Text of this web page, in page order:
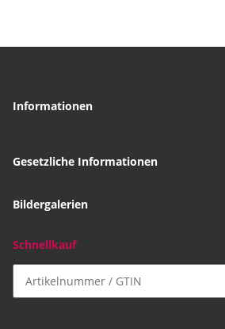
Informationen
Gesetzliche Informationen
Bildergalerien
Schnellkauf